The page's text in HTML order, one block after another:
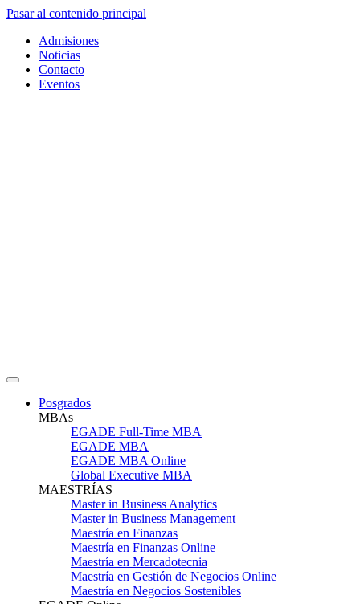
Pasar al contenido principal
Admisiones
Noticias
Contacto
Eventos
Posgrados
MBAs
EGADE Full-Time MBA
EGADE MBA
EGADE MBA Online
Global Executive MBA
MAESTRÍAS
Master in Business Analytics
Master in Business Management
Maestría en Finanzas
Maestría en Finanzas Online
Maestría en Mercadotecnia
Maestría en Gestión de Negocios Online
Maestría en Negocios Sostenibles